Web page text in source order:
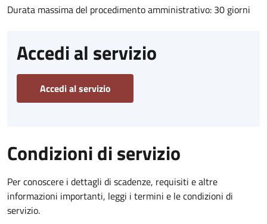
Durata massima del procedimento amministrativo: 30 giorni
Accedi al servizio
Accedi al servizio
Condizioni di servizio
Per conoscere i dettagli di scadenze, requisiti e altre
informazioni importanti, leggi i termini e le condizioni di
servizio.